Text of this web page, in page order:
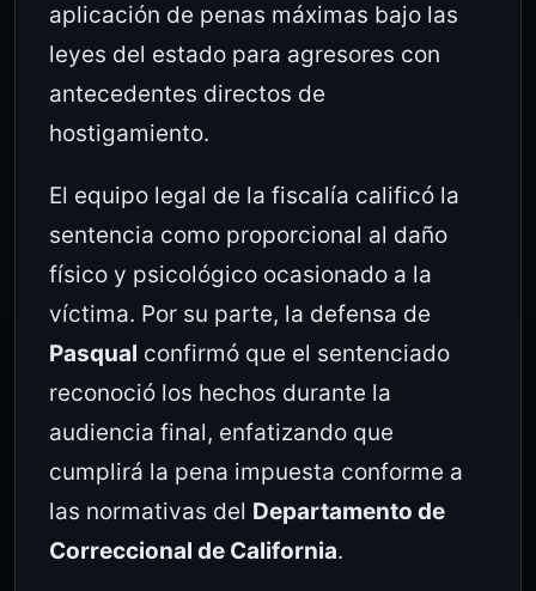
aplicación de penas máximas bajo las
leyes del estado para agresores con
antecedentes directos de
hostigamiento.
El equipo legal de la fiscalía calificó la
sentencia como proporcional al daño
físico y psicológico ocasionado a la
víctima. Por su parte, la defensa de
Pasqual confirmó que el sentenciado
reconoció los hechos durante la
audiencia final, enfatizando que
cumplirá la pena impuesta conforme a
las normativas del Departamento de
Correccional de California.